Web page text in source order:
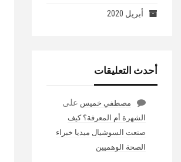
أبريل 2020
أحدث التعليقات
مصطفي خميس على
الشهرة أم المعرفة؟ كيف
صنعت السوشيال ميديا خبراء
الصحة الوهميين